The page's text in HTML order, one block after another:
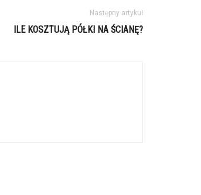
Następny artykuł
ILE KOSZTUJĄ PÓŁKI NA ŚCIANĘ?